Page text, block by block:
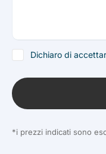
Dichiaro di
*i prezzi indicati sono